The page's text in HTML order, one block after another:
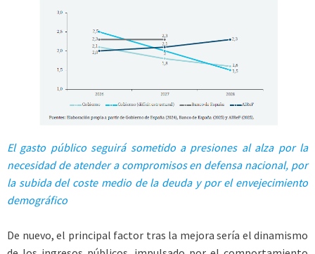
El gasto público seguirá sometido a presiones al alza por la
necesidad de atender a compromisos en defensa nacional, por
la subida del coste medio de la deuda y por el envejecimiento
demográfico
De nuevo, el principal factor tras la mejora sería el dinamismo